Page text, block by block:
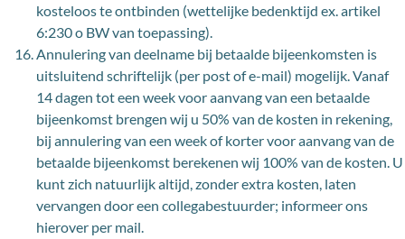
kosteloos te ontbinden (wettelijke bedenktijd ex. artikel
6:230 o BW van toepassing).
Annulering van deelname bij betaalde bijeenkomsten is
uitsluitend schriftelijk (per post of e-mail) mogelijk. Vanaf
14 dagen tot een week voor aanvang van een betaalde
bijeenkomst brengen wij u 50% van de kosten in rekening,
bij annulering van een week of korter voor aanvang van de
betaalde bijeenkomst berekenen wij 100% van de kosten. U
kunt zich natuurlijk altijd, zonder extra kosten, laten
vervangen door een collegabestuurder; informeer ons
hierover per mail.